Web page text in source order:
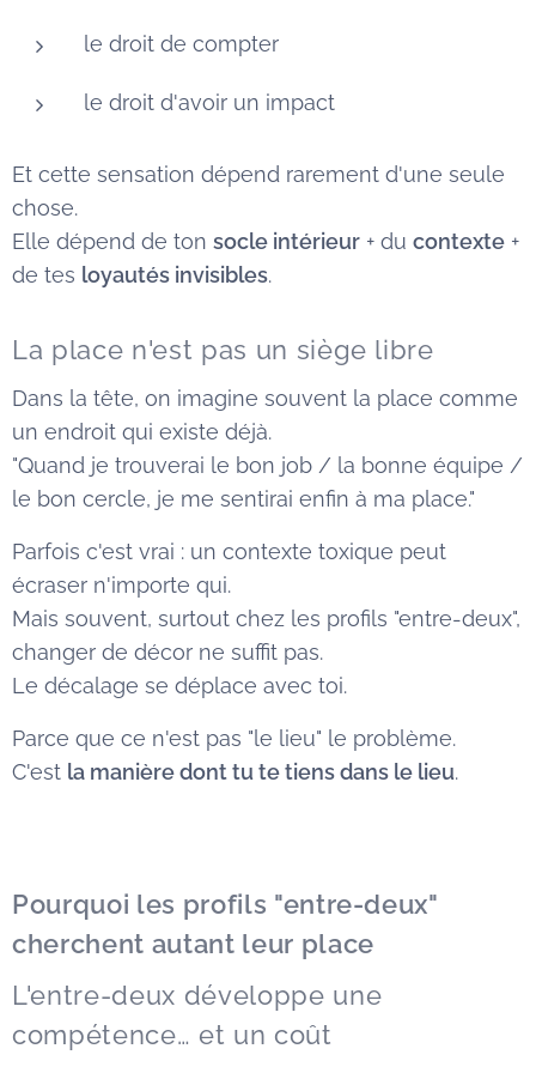
le droit de compter
le droit d'avoir un impact
Et cette sensation dépend rarement d'une seule
chose.
Elle dépend de ton socle intérieur + du contexte +
de tes loyautés invisibles.
La place n'est pas un siège libre
Dans la tête, on imagine souvent la place comme
un endroit qui existe déjà.
"Quand je trouverai le bon job / la bonne équipe /
le bon cercle, je me sentirai enfin à ma place."
Parfois c'est vrai : un contexte toxique peut
écraser n'importe qui.
Mais souvent, surtout chez les profils "entre-deux",
changer de décor ne suffit pas.
Le décalage se déplace avec toi.
Parce que ce n'est pas "le lieu" le problème.
C'est la manière dont tu te tiens dans le lieu.
Pourquoi les profils "entre-deux"
cherchent autant leur place
L'entre-deux développe une
compétence… et un coût